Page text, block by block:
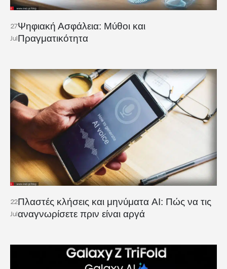
27
Jul
Ψηφιακή Ασφάλεια: Μύθοι και
Πραγματικότητα
22
Jul
Πλαστές κλήσεις και μηνύματα AI: Πώς να τις
αναγνωρίσετε πριν είναι αργά